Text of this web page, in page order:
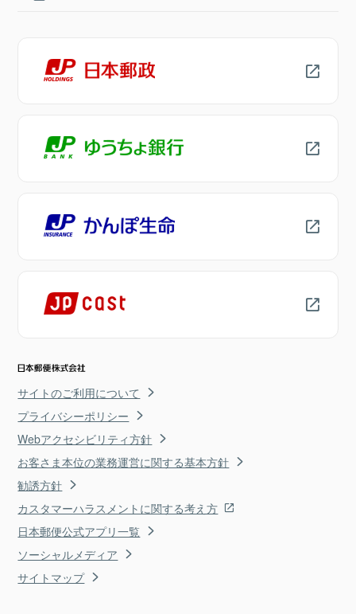
サイトのご利用について
プライバシーポリシー
Webアクセシビリティ方針
お客さま本位の業務運営に関する基本方針
勧誘方針
カスタマーハラスメントに関する考え方
日本郵便公式アプリ一覧
ソーシャルメディア
サイトマップ